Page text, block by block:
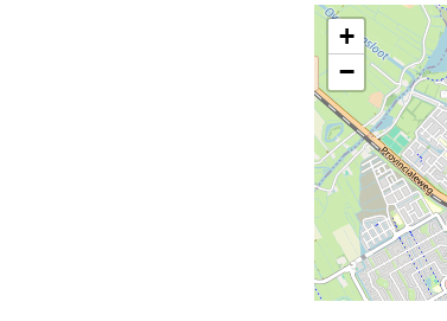
+
−